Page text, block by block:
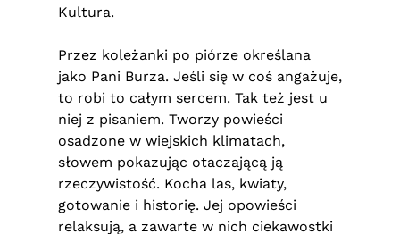
Kultura.
Przez koleżanki po piórze określana
jako Pani Burza. Jeśli się w coś angażuje,
to robi to całym sercem. Tak też jest u
niej z pisaniem. Tworzy powieści
osadzone w wiejskich klimatach,
słowem pokazując otaczającą ją
rzeczywistość. Kocha las, kwiaty,
gotowanie i historię. Jej opowieści
relaksują, a zawarte w nich ciekawostki